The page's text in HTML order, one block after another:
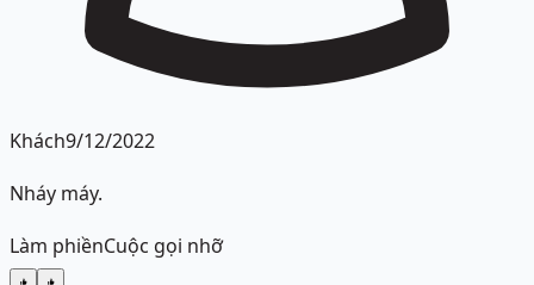
Khách9/12/2022
Nháy máy.
Làm phiềnCuộc gọi nhỡ